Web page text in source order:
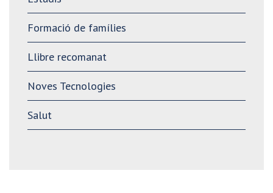
Formació de famílies
Llibre recomanat
Noves Tecnologies
Salut